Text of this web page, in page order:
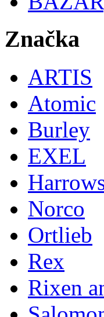
Značka
ARTIS
Atomic
Burley
EXEL
Norco
Ortlieb
Rex
Rixen